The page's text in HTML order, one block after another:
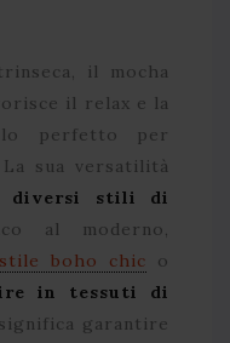
il mocha
il relax e la
perfetto per
sua versatilità
diversi stili di
al moderno,
boho chic o
in tessuti di
garantire